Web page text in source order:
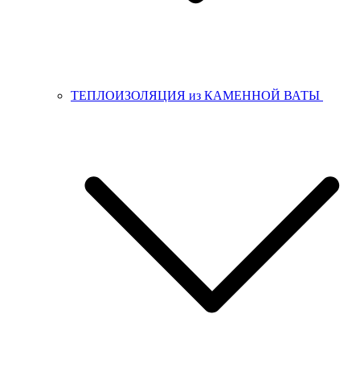
ТЕПЛОИЗОЛЯЦИЯ из КАМЕННОЙ ВАТЫ